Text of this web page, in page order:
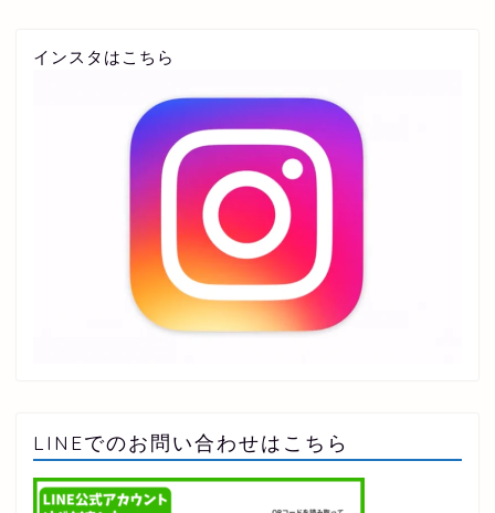
インスタはこちら
LINEでのお問い合わせはこちら